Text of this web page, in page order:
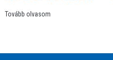
Tovább olvasom